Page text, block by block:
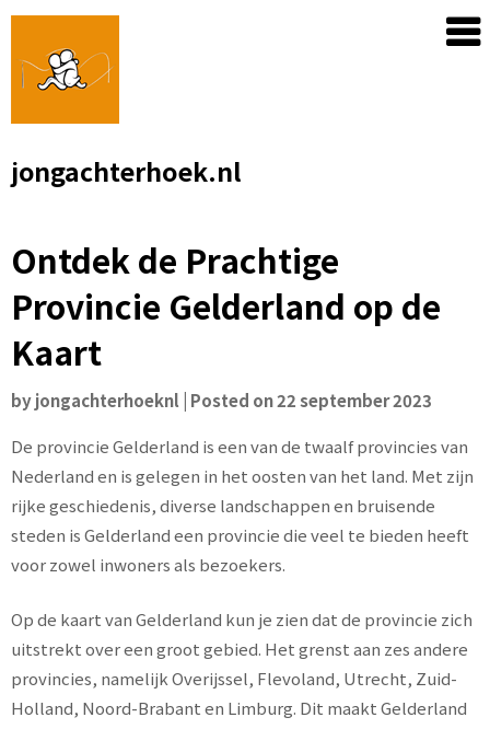
Skip
content
jongachterhoek.nl
Ontdek de Prachtige
Provincie Gelderland op de
Kaart
byjongachterhoeknl Posted on22 september 2023
De provincie Gelderland is een van de twaalf provincies van
Nederland en is gelegen in het oosten van het land. Met zijn
rijke geschiedenis, diverse landschappen en bruisende
steden is Gelderland een provincie die veel te bieden heeft
voor zowel inwoners als bezoekers.
Op de kaart van Gelderland kun je zien dat de provincie zich
uitstrekt over een groot gebied. Het grenst aan zes andere
provincies, namelijk Overijssel, Flevoland, Utrecht, Zuid-
Holland, Noord-Brabant en Limburg. Dit maakt Gelderland